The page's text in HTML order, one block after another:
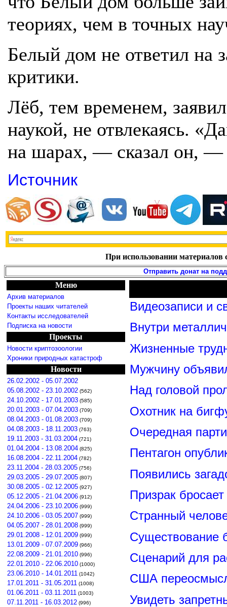
теориях, чем в точных
Белый дом не ответил на
критики.
Лёб, тем временем,
наукой, не отвлекаясь.
на шарах, — сказал он, —
Источник
При использовании материалов
Отправить донат на
Меню
Архив материалов
Проекты наших читателей
Контакты исследователей
Подписка на новости
Проекты
Новости криптозоологии
Хроники природных катастроф
Новости
26.02.2002 - 05.07.2002
05.08.2002 - 23.10.2002 (562)
24.10.2002 - 17.01.2003 (585)
20.01.2003 - 07.04.2003 (709)
08.04.2003 - 01.08.2003 (709)
04.08.2003 - 18.11.2003 (763)
19.11.2003 - 31.03.2004 (721)
01.04.2004 - 13.08.2004 (825)
16.08.2004 - 22.11.2004 (782)
23.11.2004 - 28.03.2005 (756)
29.03.2005 - 29.07.2005 (807)
30.08.2005 - 02.12.2005 (927)
05.12.2005 - 21.04.2006 (912)
24.04.2006 - 23.10.2006 (999)
24.10.2006 - 03.05.2007 (999)
04.05.2007 - 28.01.2008 (999)
29.01.2008 - 12.01.2009 (999)
13.01.2009 - 07.07.2009 (966)
22.08.2009 - 21.01.2010 (996)
22.01.2010 - 22.06.2010 (1000)
23.06.2010 - 14.01.2011 (1042)
17.01.2011 - 31.05.2011 (1008)
01.06.2011 - 03.11.2011 (1003)
07.11.2011 - 16.03.2012 (996)
Видеозаписи и
Внутри
Жизненные
Мужчину
Над головой
Охотник на
Очередная
Пентагон
Появились
Призрак
Странный
Существование
Сценарий для
США
Увидеть